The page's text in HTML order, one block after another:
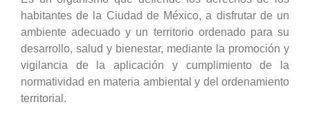
habitantes de la Ciudad de México, a disfrutar de un
ambiente adecuado y un territorio ordenado para su
desarrollo, salud y bienestar, mediante la promoción y
vigilancia de la aplicación y cumplimiento de la
normatividad en materia ambiental y del ordenamiento
territorial.